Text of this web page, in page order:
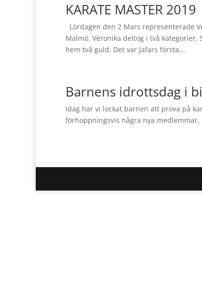
KARATE MASTER 2019
Lördagen den 2 Mars representerade
Malmö. Veronika deltog i två
hem två guld. Det var Jafars första...
Barnens idrottsdag i
Idag har vi lockat barnen att prova på
förhoppningsvis några nya medlemmar,